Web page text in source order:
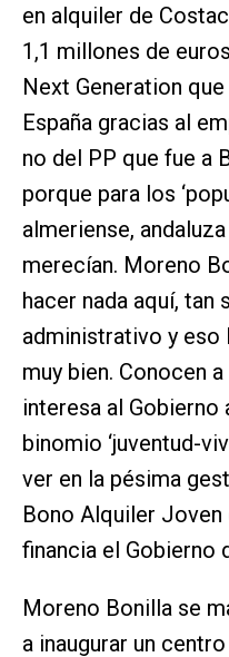
en alquiler de
1,1 millones de
Next Generation
España gracias al
no del PP que fue a
porque para los
almeriense,
merecían. Moreno
hacer nada aquí, tan
administrativo y eso
muy bien. Conocen
interesa al Gobierno
binomio ‘juventud-
ver en la pésima
Bono Alquiler
financia el Gobierno
Moreno Bonilla se
a inaugurar un